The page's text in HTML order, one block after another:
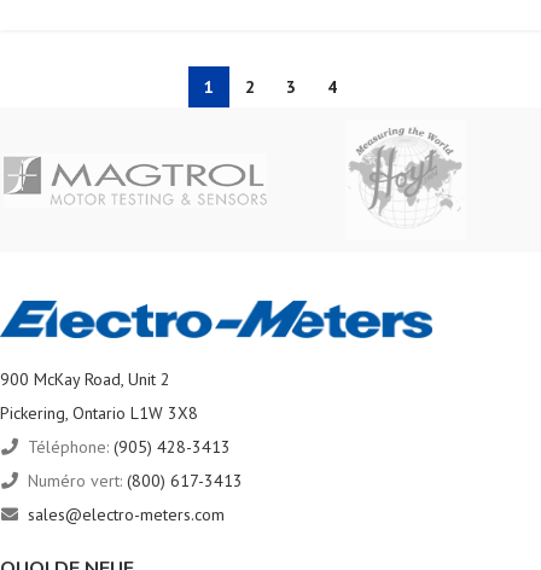
1 2 3 4
900 McKay Road, Unit 2
Pickering, Ontario L1W 3X8
Téléphone: (905) 428-3413
Numéro vert: (800) 617-3413
sales@electro-meters.com